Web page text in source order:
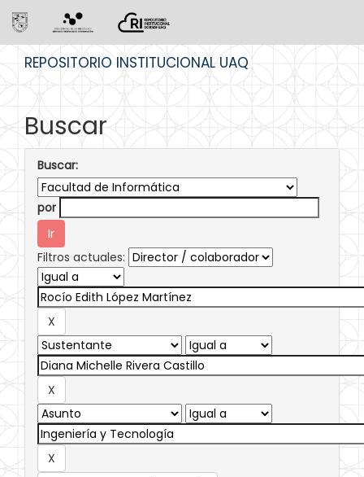
REPOSITORIO INSTITUCIONAL UAQ
Buscar
Buscar:
por
Filtros actuales: